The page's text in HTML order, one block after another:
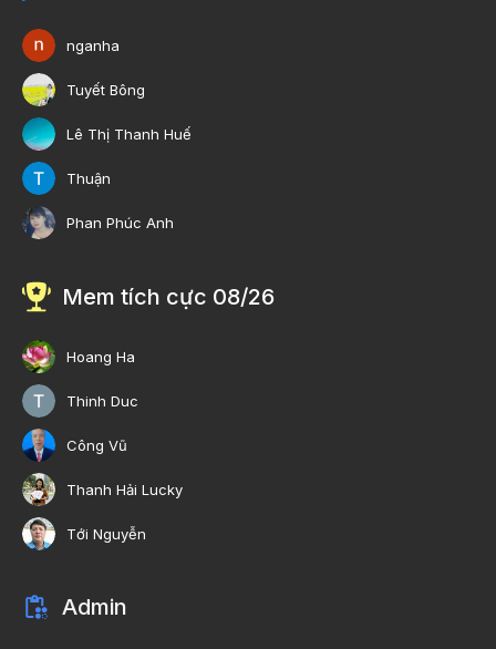
nganha
Tuyết Bông
Lê Thị Thanh Huế
Thuận
Phan Phúc Anh
Mem tích cực 08/26
Hoang Ha
Thinh Duc
Công Vũ
Thanh Hải Lucky
Tới Nguyễn
Admin